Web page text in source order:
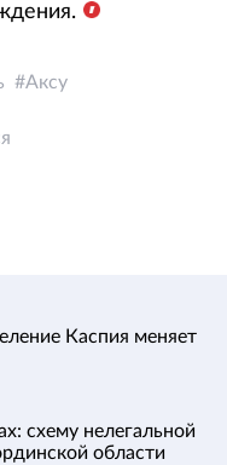
Аксу
Каспия меняет
схему нелегальной
области